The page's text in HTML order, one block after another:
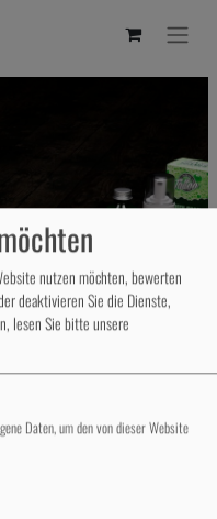
nutzen möchten, bewerten
deaktivieren Sie die Dienste,
lesen Sie bitte unsere
Daten, um den von dieser Website